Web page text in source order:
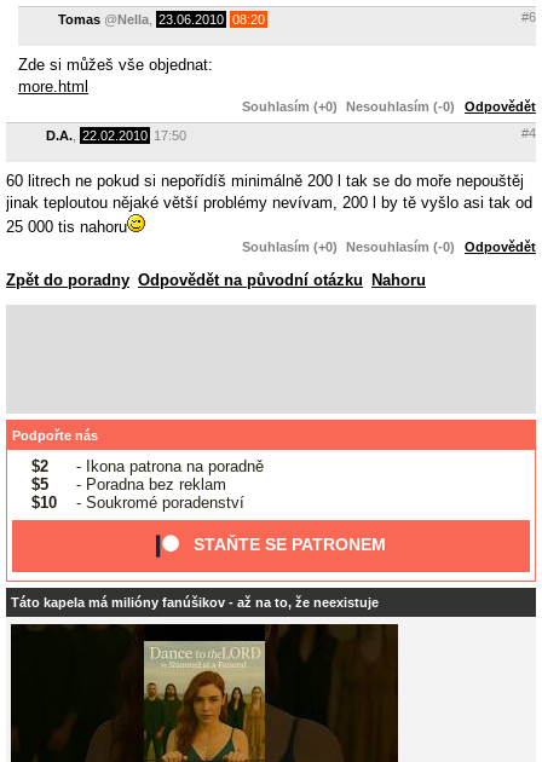
Tomas @Nella 23.06.2010 08:20 #6
Zde si můžeš vše objednat:
more.html
Souhlasím (+0) Nesouhlasím (-0) Odpovědět
D.A. 22.02.2010 17:50 #4
60 litrech ne pokud si nepořídíš minimálně 200 l tak se do moře nepouštěj
jinak teploutou nějaké větší problémy nevívam, 200 l by tě vyšlo asi tak od
25 000 tis nahoru
Souhlasím (+0) Nesouhlasím (-0) Odpovědět
Zpět do poradny Odpovědět na původní otázku Nahoru
Podpořte nás
$2
- Ikona patrona na poradně
$5
- Poradna bez reklam
$10
- Soukromé poradenství
STAŇTE SE PATRONEM
Táto kapela má milióny fanúšikov - až na to, že neexistuje